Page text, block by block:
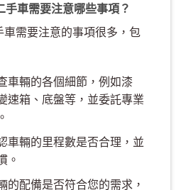
手車需要注意哪些事項？
車需要注意的事項很多，包
車輛的各個細節，例如漆
速箱、底盤等，並委託專業
車輛的里程數是否合理，並
。
的配備是否符合您的需求，